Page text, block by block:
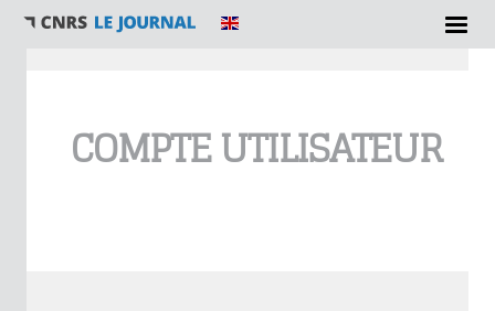
COMPTE UTILISATEUR